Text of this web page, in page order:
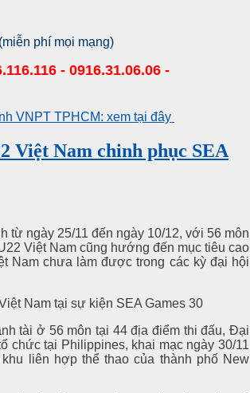
(miễn phí mọi mạng)
- 0916.31.06.06 -
VNPT TPHCM: xem tại đây
Việt Nam chinh phục SEA
từ ngày 25/11 đến ngày 10/12, với 56 môn
Việt Nam cũng hướng đến mục tiêu cao
Nam chưa làm được trong các kỳ đại hội
tài ở 56 môn tại 44 địa điểm thi đấu, Đại
chức tại Philippines, khai mạc ngày 30/11
liên hợp thể thao của thành phố New